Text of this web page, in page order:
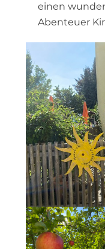
einen
Abenteuer